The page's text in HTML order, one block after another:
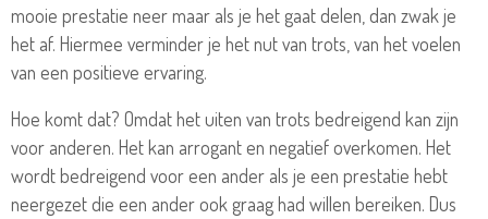
mooie prestatie neer maar als je het gaat delen, dan zwak je
het af. Hiermee verminder je het nut van trots, van het voelen
van een positieve ervaring.
Hoe komt dat? Omdat het uiten van trots bedreigend kan zijn
voor anderen. Het kan arrogant en negatief overkomen. Het
wordt bedreigend voor een ander als je een prestatie hebt
neergezet die een ander ook graag had willen bereiken. Dus